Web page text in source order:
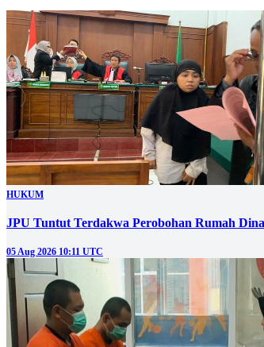
HUKUM
JPU Tuntut Terdakwa Perobohan Rumah
05 Aug 2026 10:11 UTC